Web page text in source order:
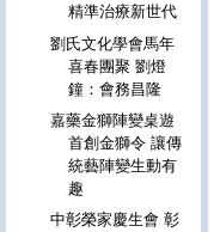
精準治療新世代
劉氏文化學會馬年
喜春團聚 劉燈
鐘：會務昌隆
嘉藥金獅陣變桌遊
首創金獅令 讓傳
統藝陣變生動有
趣
中彰榮家慶生會 彰